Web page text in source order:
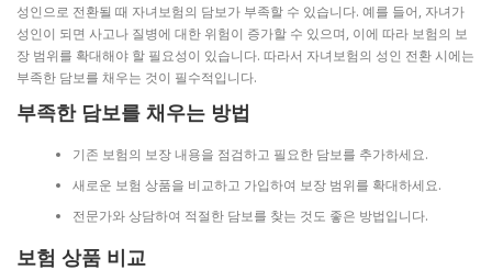
성인으로 전환될 때 자녀보험의 담보가 부족할 수 있습니다. 예를 들어, 자녀가
성인이 되면 사고나 질병에 대한 위험이 증가할 수 있으며, 이에 따라 보험의 보
장 범위를 확대해야 할 필요성이 있습니다. 따라서 자녀보험의 성인 전환 시에는
부족한 담보를 채우는 것이 필수적입니다.
부족한 담보를 채우는 방법
기존 보험의 보장 내용을 점검하고 필요한 담보를 추가하세요.
새로운 보험 상품을 비교하고 가입하여 보장 범위를 확대하세요.
전문가와 상담하여 적절한 담보를 찾는 것도 좋은 방법입니다.
보험 상품 비교